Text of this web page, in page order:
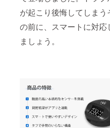
が起こり後悔してしまう
の前に、スマートに対応
ましょう。